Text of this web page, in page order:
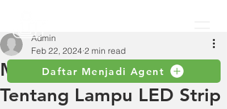
Daftar Menjadi Agent
Mengenal Lebih Jauh
Tentang Lampu LED Strip
Admin
Feb 22, 2024 2 min read